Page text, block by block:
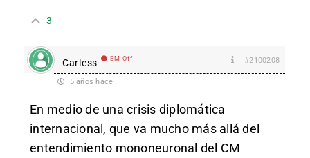
3
Carless EM Off #2100208
5 años hace
En medio de una crisis diplomática
internacional, que va mucho más allá del
entendimiento mononeuronal del CM